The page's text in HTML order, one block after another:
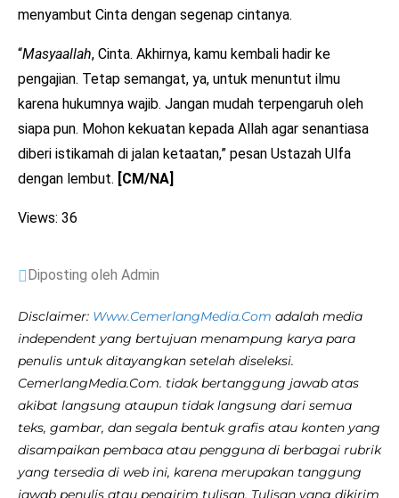
menyambut Cinta dengan segenap cintanya.
“Masyaallah, Cinta. Akhirnya, kamu kembali hadir ke
pengajian. Tetap semangat, ya, untuk menuntut ilmu
karena hukumnya wajib. Jangan mudah terpengaruh oleh
siapa pun. Mohon kekuatan kepada Allah agar senantiasa
diberi istikamah di jalan ketaatan,” pesan Ustazah Ulfa
dengan lembut. [CM/NA]
Views: 36
Diposting oleh Admin
Disclaimer: Www.CemerlangMedia.Com adalah media
independent yang bertujuan menampung karya para
penulis untuk ditayangkan setelah diseleksi.
CemerlangMedia.Com. tidak bertanggung jawab atas
akibat langsung ataupun tidak langsung dari semua
teks, gambar, dan segala bentuk grafis atau konten yang
disampaikan pembaca atau pengguna di berbagai rubrik
yang tersedia di web ini, karena merupakan tanggung
jawab penulis atau pengirim tulisan. Tulisan yang dikirim